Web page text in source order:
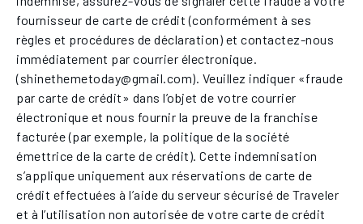
fournisseur de carte de crédit (conformément à ses
règles et procédures de déclaration) et contactez-nous
immédiatement par courrier électronique.
(shinethemetoday@gmail.com). Veuillez indiquer «fraude
par carte de crédit» dans l’objet de votre courrier
électronique et nous fournir la preuve de la franchise
facturée (par exemple, la politique de la société
émettrice de la carte de crédit). Cette indemnisation
s’applique uniquement aux réservations de carte de
crédit effectuées à l’aide du serveur sécurisé de Traveler
et à l’utilisation non autorisée de votre carte de crédit